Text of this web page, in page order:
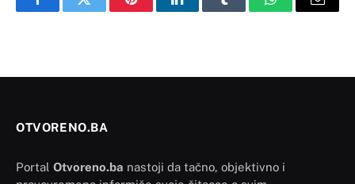
FacebookTwitter PinterestLinkedInTumblr WhatsAppEmail
OTVORENO.BA
Portal Otvoreno.ba nastoji da tačno, objektivno i